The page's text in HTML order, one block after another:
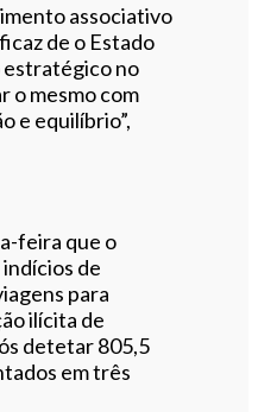
associativo
de o Estado
no
o mesmo com
e equilíbrio”,
feira que o
de
para
ilícita de
detetar 805,5
em três